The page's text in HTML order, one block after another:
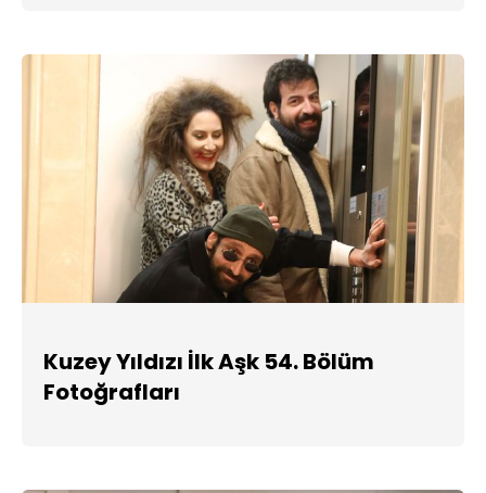
Kuzey Yıldızı İlk Aşk 54. Bölüm
Fotoğrafları